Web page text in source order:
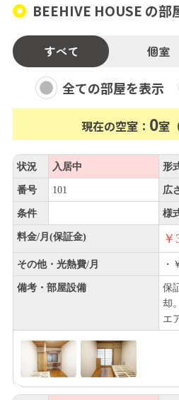
BEEHIVE HOUSE の部
すべて 個室
全ての部屋を表示
現在の空室： 0室
状況 入居中 形
番号 101 広
条件 様
料金/月(保証金)
その他・光熱費/月 ・
備考・部屋設備
保
却。
エ